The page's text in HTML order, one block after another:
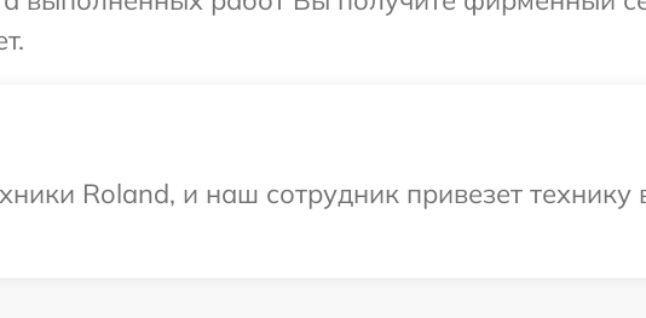
Roland, и наш сотрудник привезет технику